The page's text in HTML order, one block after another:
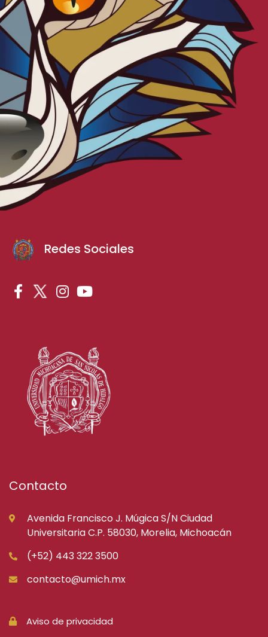
Redes Sociales
Contacto
Avenida Francisco J. Múgica S/N Ciudad
Universitaria C.P. 58030, Morelia, Michoacán
(+52) 443 322 3500
contacto@umich.mx
Aviso de privacidad